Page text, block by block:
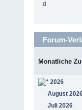
:d
Forum-
Monatliche
2026
August
Juli 2026